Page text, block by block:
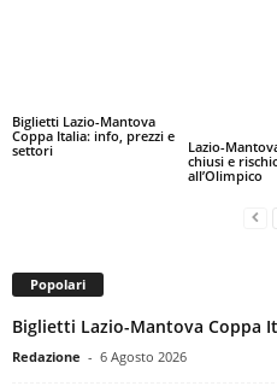
Biglietti Lazio-Mantova
Coppa Italia: info, prezzi e
settori
Lazio-
chiusi e
all’Olimpico
Popolari
Biglietti Lazio-Mantova Coppa
Redazione - 6 Agosto 2026